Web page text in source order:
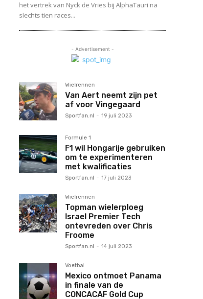
het vertrek van Nyck de Vries bij AlphaTauri na
slechts tien races...
- Advertisement -
Wielrennen
Van Aert neemt zijn pet
af voor Vingegaard
Sportfan.nl - 19 juli 2023
Formule 1
F1 wil Hongarije gebruiken
om te experimenteren
met kwalificaties
Sportfan.nl - 17 juli 2023
Wielrennen
Topman wielerploeg
Israel Premier Tech
ontevreden over Chris
Froome
Sportfan.nl - 14 juli 2023
Voetbal
Mexico ontmoet Panama
in finale van de
CONCACAF Gold Cup